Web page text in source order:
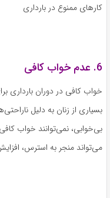
کارهای ممنوع در بارداری
6. عدم خواب کافی
خواب کافی در دوران بارداری
بسیاری از زنان به دلیل
بی‌خوابی، نمی‌توانند خواب
می‌تواند منجر به استرس،